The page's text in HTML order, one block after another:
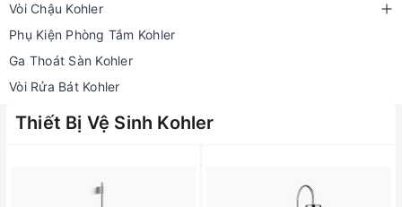
Vòi Chậu Kohler
Phụ Kiện Phòng Tắm Kohler
Ga Thoát Sàn Kohler
Vòi Rửa Bát Kohler
Thiết Bị Vệ Sinh Kohler